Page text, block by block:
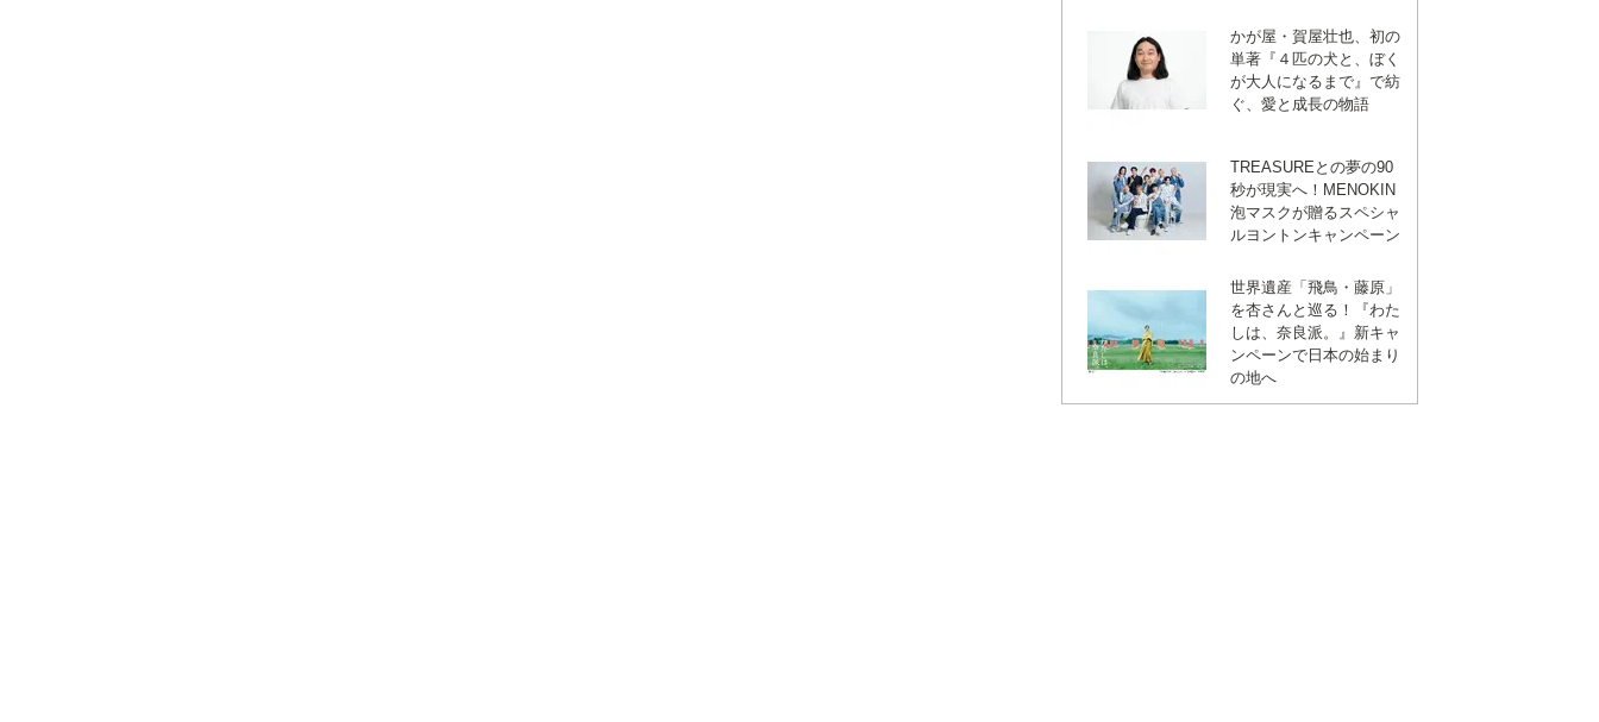
かが屋・賀屋壮也、初の
単著『４匹の犬と、ぼく
が大人になるまで』で紡
ぐ、愛と成長の物語
TREASUREとの夢の90
秒が現実へ！MENOKIN
泡マスクが贈るスペシャ
ルヨントンキャンペーン
世界遺産「飛鳥・藤原」
を杏さんと巡る！『わた
しは、奈良派。』新キャ
ンペーンで日本の始まり
の地へ